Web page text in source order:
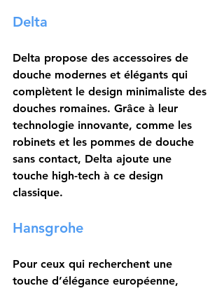
Delta
Delta propose des accessoires de
douche modernes et élégants qui
complètent le design minimaliste des
douches romaines. Grâce à leur
technologie innovante, comme les
robinets et les pommes de douche
sans contact, Delta ajoute une
touche high-tech à ce design
classique.
Hansgrohe
Pour ceux qui recherchent une
touche d’élégance européenne,